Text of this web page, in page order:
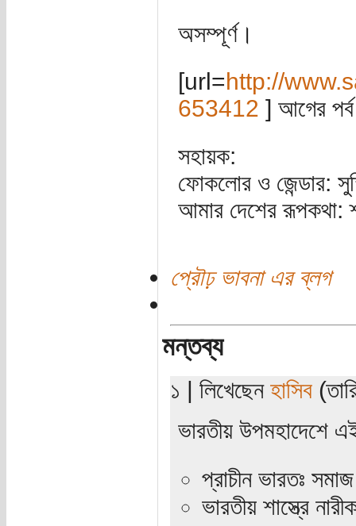
অসম্পূর্ণ।
[url=http://
653412 ] আগের
সহায়ক:
ফোকলোর ও জেন্ডার:
আমার দেশের রূপকথা:
প্রৌঢ় ভাবনা এর ব্লগ
মন্তব্য
১ | লিখেছেন হাসিব
ভারতীয় উপমহাদেশে
প্রাচীন ভারতঃ
ভারতীয় শাস্ত্রে